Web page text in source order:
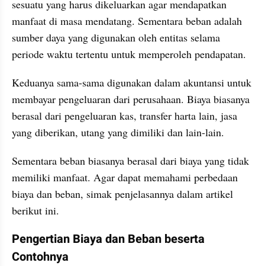
sesuatu yang harus dikeluarkan agar mendapatkan
manfaat di masa mendatang. Sementara beban adalah
sumber daya yang digunakan oleh entitas selama
periode waktu tertentu untuk memperoleh pendapatan.
Keduanya sama-sama digunakan dalam akuntansi untuk
membayar pengeluaran dari perusahaan. Biaya biasanya
berasal dari pengeluaran kas, transfer harta lain, jasa
yang diberikan, utang yang dimiliki dan lain-lain.
Sementara beban biasanya berasal dari biaya yang tidak
memiliki manfaat. Agar dapat memahami perbedaan
biaya dan beban, simak penjelasannya dalam artikel
berikut ini.
Pengertian Biaya dan Beban beserta
Contohnya